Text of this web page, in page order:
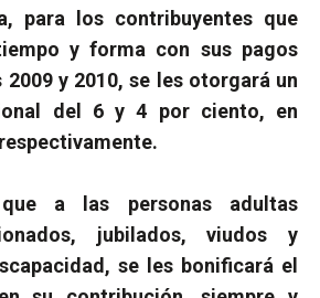
para los contribuyentes que
y forma con sus pagos
y 2010, se les otorgará un
del 6 y 4 por ciento, en
a las personas adultas
jubilados, viudos y
se les bonificará el